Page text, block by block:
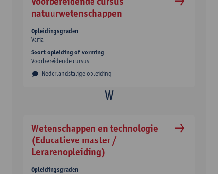
natuurwetenschappen
Nederlandstalige opleiding
Opleidingsgraden
Varia
Soort opleiding of vorming
Voorbereidende cursus
Wetenschappen en technologie
(Educatieve master /
Lerarenopleiding)
Opleidingsgraden